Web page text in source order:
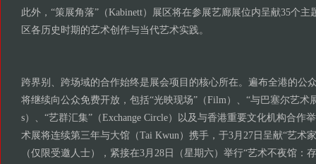
此外，“策展角落”（Kabinett）展区将在参展艺廊展位内呈献35个
区各历史时期的艺术创作与当代艺术实践。
跨界别、跨场域的合作始终是展会项目的核心所在。遍布全港的公
将继续向公众免费开放，包括“光映现场”（Film）、“与巴塞尔艺术
s）、“艺群汇集”（Exchange Circle）以及与香港重要文化机构合作
术展将连续第三年与大馆（Tai Kwun）携手，于3月27日呈献“艺术
（仅限受邀人士），紧接在3月28日（星期六）举行“艺术不夜馆：